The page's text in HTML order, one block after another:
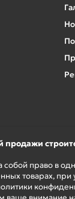
продажи
собой право в
товарах,